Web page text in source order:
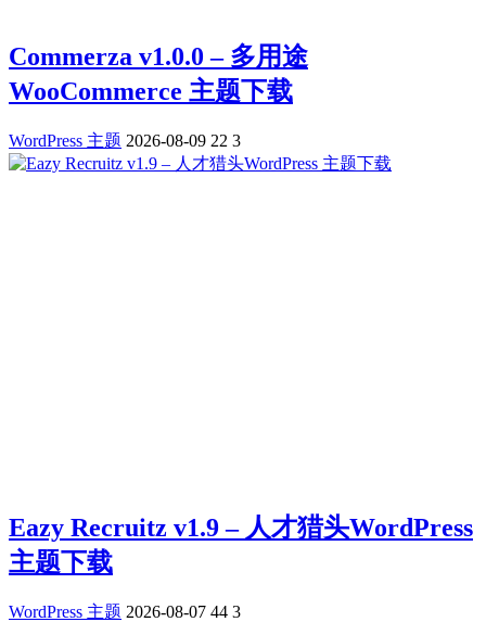
Commerza v1.0.0 – 多用途
WooCommerce 主题下载
WordPress 主题 2026-08-09 22 3
Eazy Recruitz v1.9 – 人才猎头WordPress
主题下载
WordPress 主题 2026-08-07 44 3